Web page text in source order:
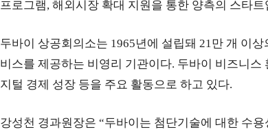
프로그램, 해외시장 확대 지원을 통한 양측의 스타
두바이 상공회의소는 1965년에 설립돼 21만 개 이
비스를 제공하는 비영리 기관이다. 두바이 비즈니스
지털 경제 성장 등을 주요 활동으로 하고 있다.
강성천 경과원장은 “두바이는 첨단기술에 대한 수